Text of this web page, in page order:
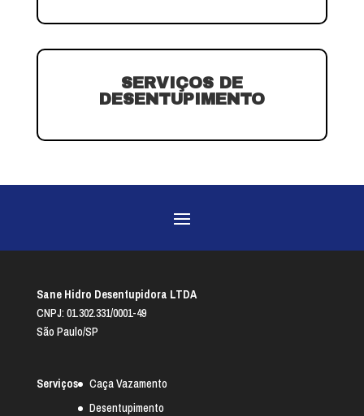
SERVIÇOS DE
DESENTUPIMENTO
Sane Hidro Desentupidora LTDA
CNPJ: 01.302.331/0001-49
São Paulo/SP
Serviços
Caça Vazamento
Desentupimento